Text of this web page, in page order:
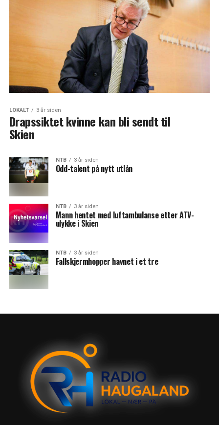
LOKALT 3 år siden
Drapssiktet kvinne kan bli sendt til
Skien
NTB 3 år siden
Odd-talent på nytt utlån
NTB 3 år siden
Mann hentet med luftambulanse etter ATV-
ulykke i Skien
NTB 3 år siden
Fallskjermhopper havnet i et tre